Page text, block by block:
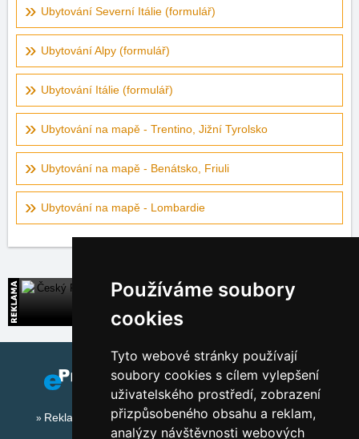
Používáme soubory
cookies
Tyto webové stránky používají
soubory cookies s cílem vylepšení
uživatelského prostředí, zobrazení
přizpůsobeného obsahu a reklam,
analýzy návštěvnosti webových
Ubytování Severní Itálie (formulář)
Ubytování Alpy (formulář)
Ubytování Itálie (formulář)
Ubytování na mapě - Trentino, Jižní Tyrolsko
Ubytování na mapě - Benátsko, Friuli
Ubytování na mapě - Lombardie
Český Ráj
Široká nabídka přímých kontaktů na ubytování
Reklama na tomto serveru